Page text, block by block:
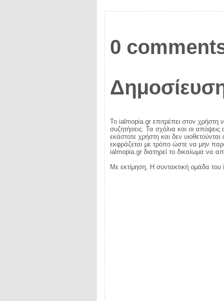
0
Το ialmopia.gr επιτρέπει στον χρήστη
συζητήσεις. Τα σχόλια και οι απόψεις
εκάστοτε χρήστη και δεν
εκφράζεται με τρόπο ώστε να μην
ialmopia.gr διατηρεί το δικαίωμα να
Με εκτίμηση, Η συντακτική ομάδα